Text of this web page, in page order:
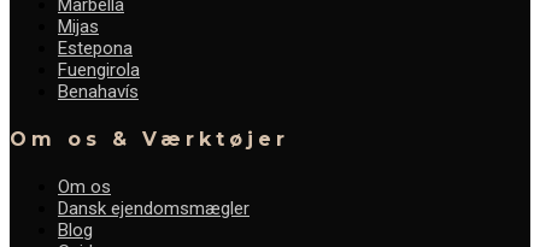
Marbella
Mijas
Estepona
Fuengirola
Benahavís
Om os & Værktøjer
Om os
Dansk ejendomsmægler
Blog